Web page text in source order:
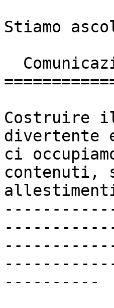
Stiamo
Costruire
ci
contenuti,
----------